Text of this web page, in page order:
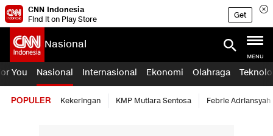
CNN Indonesia
Find it on Play Store
Get
Nasional
MENU
You Nasional Internasional Ekonomi Olahraga
POPULER Kekeringan KMP Mutiara Sentosa Febrie Adriansyah